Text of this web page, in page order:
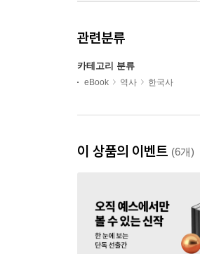
관련분류
카테고리 분류
eBook 역사 한국사
이 상품의 이벤트 (6개)